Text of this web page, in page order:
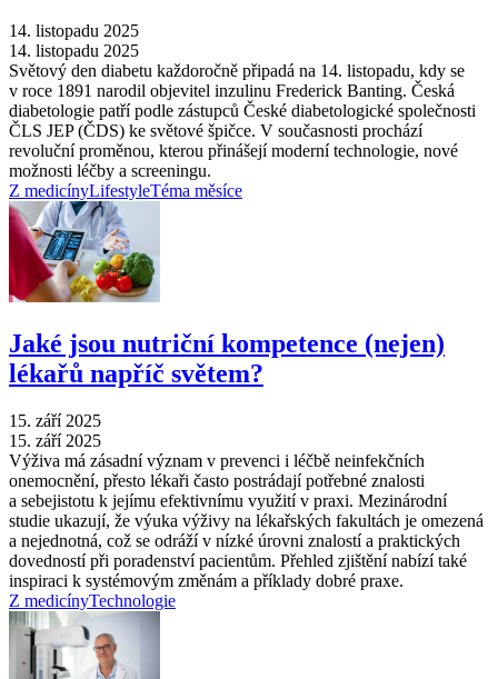
14. listopadu 2025
14. listopadu 2025
Světový den diabetu každoročně připadá na 14. listopadu, kdy se
v roce 1891 narodil objevitel inzulinu Frederick Banting. Česká
diabetologie patří podle zástupců České diabetologické společnosti
ČLS JEP (ČDS) ke světové špičce. V současnosti prochází
revoluční proměnou, kterou přinášejí moderní technologie, nové
možnosti léčby a screeningu.
Z medicínyLifestyleTéma měsíce
Jaké jsou nutriční kompetence (nejen)
lékařů napříč světem?
15. září 2025
15. září 2025
Výživa má zásadní význam v prevenci i léčbě neinfekčních
onemocnění, přesto lékaři často postrádají potřebné znalosti
a sebejistotu k jejímu efektivnímu využití v praxi. Mezinárodní
studie ukazují, že výuka výživy na lékařských fakultách je omezená
a nejednotná, což se odráží v nízké úrovni znalostí a praktických
dovedností při poradenství pacientům. Přehled zjištění nabízí také
inspiraci k systémovým změnám a příklady dobré praxe.
Z medicínyTechnologie